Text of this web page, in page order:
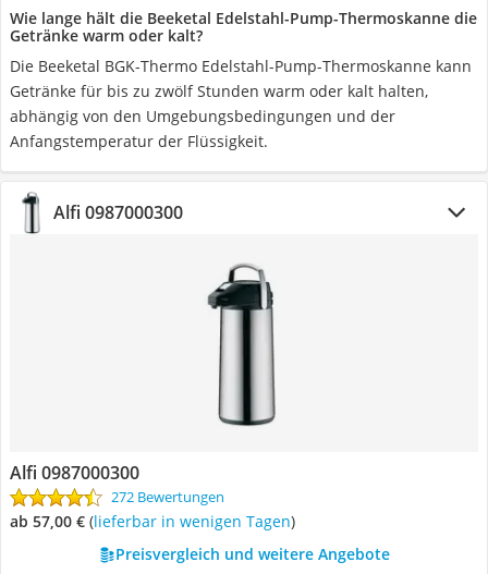
Wie lange hält die Beeketal Edelstahl-Pump-Thermoskanne die
Getränke warm oder kalt?
Die Beeketal BGK-Thermo Edelstahl-Pump-Thermoskanne kann
Getränke für bis zu zwölf Stunden warm oder kalt halten,
abhängig von den Umgebungsbedingungen und der
Anfangstemperatur der Flüssigkeit.
Alfi 0987000300
Alfi 0987000300
272 Bewertungen
ab 57,00 € ( Lieferbar in wenigen Tagen)
Preisvergleich und weitere Angebote